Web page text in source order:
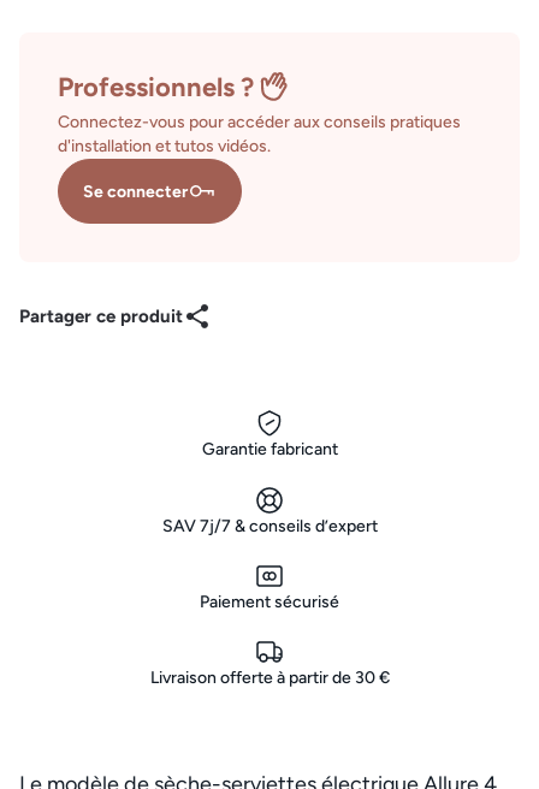
Professionnels ?
Connectez-vous pour accéder aux conseils pratiques
d'installation et tutos vidéos.
Se connecter
Partager ce produit
Garantie fabricant
SAV 7j/7 & conseils d’expert
Paiement sécurisé
Livraison offerte à partir de 30 €